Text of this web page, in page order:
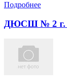
Подробнее
ДЮСШ № 2 г.